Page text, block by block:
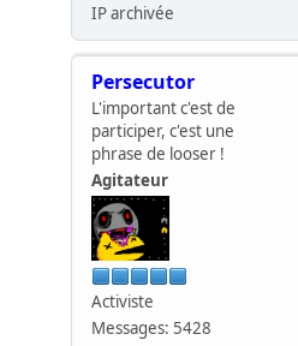
IP archivée
Persecutor
L'important c'est de
participer, c'est une
phrase de looser !
Agitateur
Activiste
Messages: 5428